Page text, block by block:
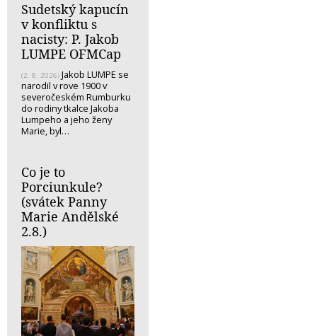
Sudetský kapucín
v konfliktu s
nacisty: P. Jakob
LUMPE OFMCap
(2. 8. 2026) Jakob LUMPE se
narodil v rove 1900 v
severočeském Rumburku
do rodiny tkalce Jakoba
Lumpeho a jeho ženy
Marie, byl…
Co je to
Porciunkule?
(svátek Panny
Marie Andělské
2.8.)